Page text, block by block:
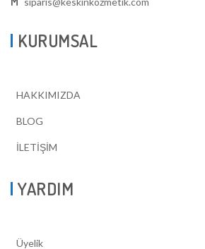
KURUMSAL
HAKKIMIZDA
BLOG
İLETİŞİM
YARDIM
Üyelik